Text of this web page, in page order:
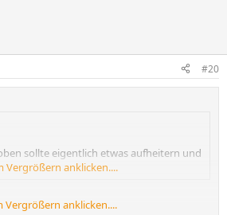
#20
sollte eigentlich etwas aufheitern und
Vergrößern anklicken....
verstanden.;-)
Vergrößern anklicken....